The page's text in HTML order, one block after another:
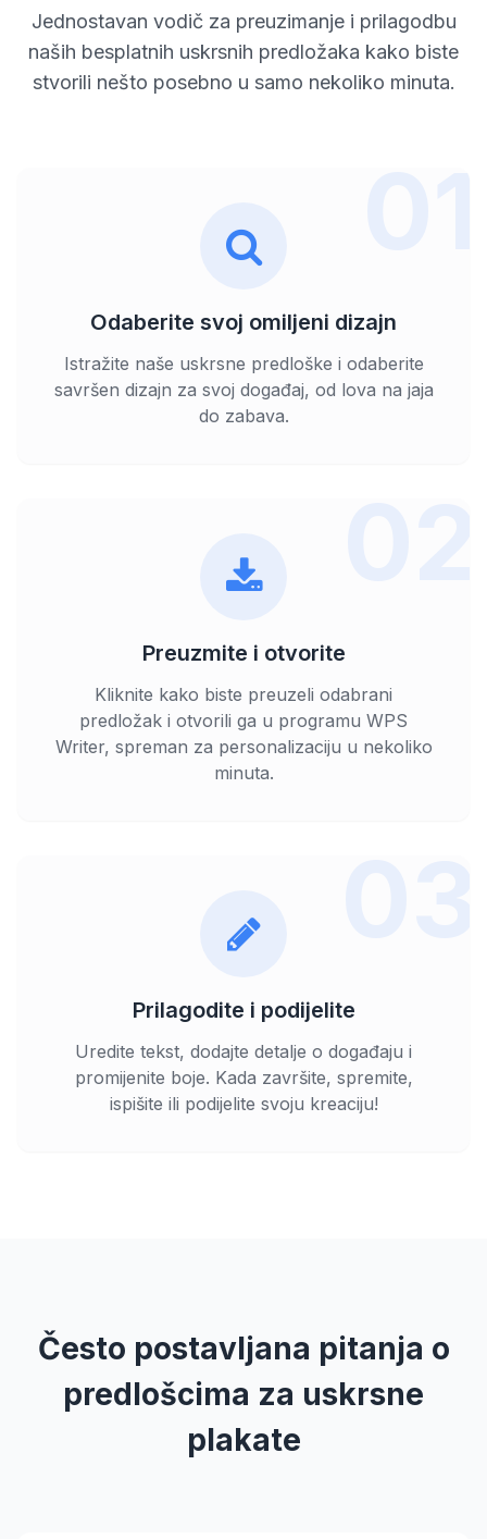
Jednostavan vodič za preuzimanje i prilagodbu
naših besplatnih uskrsnih predložaka kako biste
stvorili nešto posebno u samo nekoliko minuta.
Odaberite svoj omiljeni dizajn
Istražite naše uskrsne predloške i odaberite
savršen dizajn za svoj događaj, od lova na jaja
do zabava.
Preuzmite i otvorite
Kliknite kako biste preuzeli odabrani
predložak i otvorili ga u programu WPS
Writer, spreman za personalizaciju u nekoliko
minuta.
Prilagodite i podijelite
Uredite tekst, dodajte detalje o događaju i
promijenite boje. Kada završite, spremite,
ispišite ili podijelite svoju kreaciju!
Često postavljana pitanja o
predlošcima za uskrsne
plakate